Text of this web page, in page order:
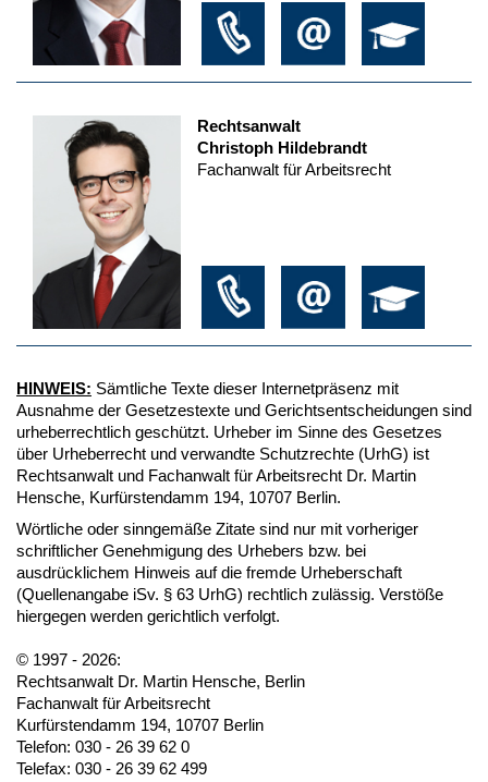
Rechtsanwalt
Christoph Hildebrandt
Fachanwalt für Arbeitsrecht
HINWEIS: Sämtliche Texte dieser Internetpräsenz mit
Ausnahme der Gesetzestexte und Gerichtsentscheidungen sind
urheberrechtlich geschützt. Urheber im Sinne des Gesetzes
über Urheberrecht und verwandte Schutzrechte (UrhG) ist
Rechtsanwalt und Fachanwalt für Arbeitsrecht Dr. Martin
Hensche, Kurfürstendamm 194, 10707 Berlin.
Wörtliche oder sinngemäße Zitate sind nur mit vorheriger
schriftlicher Genehmigung des Urhebers bzw. bei
ausdrücklichem Hinweis auf die fremde Urheberschaft
(Quellenangabe iSv. § 63 UrhG) rechtlich zulässig. Verstöße
hiergegen werden gerichtlich verfolgt.
© 1997 - 2026:
Rechtsanwalt Dr. Martin Hensche, Berlin
Fachanwalt für Arbeitsrecht
Kurfürstendamm 194, 10707 Berlin
Telefon: 030 - 26 39 62 0
Telefax: 030 - 26 39 62 499